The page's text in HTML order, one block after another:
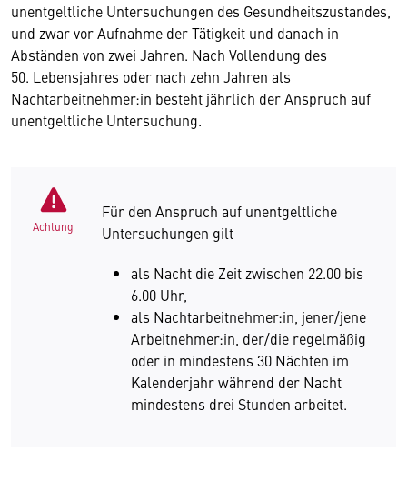
unentgeltliche Untersuchungen des Gesundheitszustandes,
und zwar vor Aufnahme der Tätigkeit und danach in
Abständen von zwei Jahren. Nach Vollendung des
50. Lebensjahres oder nach zehn Jahren als
Nachtarbeitnehmer:in besteht jährlich der Anspruch auf
unentgeltliche Untersuchung.
Achtung
Für den Anspruch auf unentgeltliche
Untersuchungen gilt
als Nacht die Zeit zwischen 22.00 bis
6.00 Uhr,
als Nachtarbeitnehmer:in, jener/jene
Arbeitnehmer:in, der/die regelmäßig
oder in mindestens 30 Nächten im
Kalenderjahr während der Nacht
mindestens drei Stunden arbeitet.